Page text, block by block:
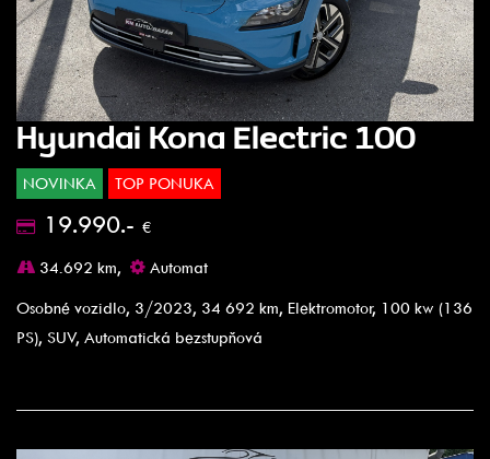
Hyundai Kona Electric 100
NOVINKA TOP PONUKA
19.990.- €
34.692 km,
Automat
Osobné vozidlo, 3/2023, 34 692 km, Elektromotor, 100 kw (136
PS), SUV, Automatická bezstupňová